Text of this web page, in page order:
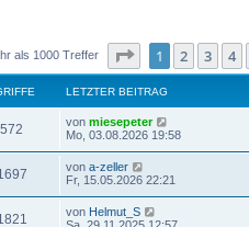
als 1000 Treffer Seite von20
1 2 3 4
LETZTER BEITRAG
von miesepeter
Mo, 03.08.2026 19:58
von a-zeller
Fr, 15.05.2026 22:21
von Helmut_S